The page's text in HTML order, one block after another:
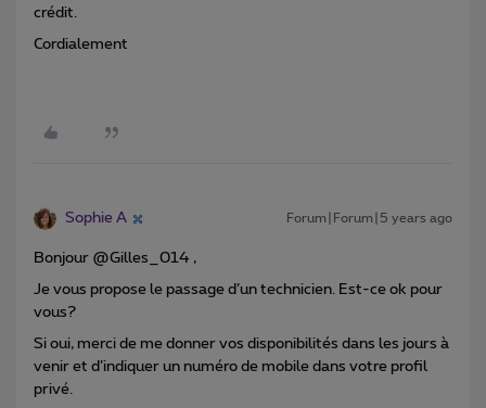
crédit.
Cordialement
Sophie A Forum|Forum|5 years ago
Bonjour @Gilles_014 ,
Je vous propose le passage d’un technicien. Est-ce ok pour
vous?
Si oui, merci de me donner vos disponibilités dans les jours à
venir et d’indiquer un numéro de mobile dans votre profil
privé.